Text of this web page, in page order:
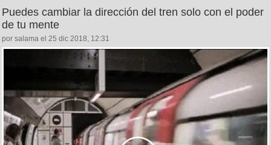
Puedes cambiar la dirección del tren solo con el poder
de tu mente
por salama el 25 dic 2018, 12:31